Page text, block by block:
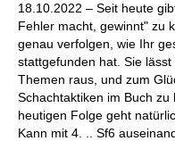
18.10.2022 – Seit heute
Fehler macht, gewinnt" zu
genau verfolgen, wie Ihr
stattgefunden hat. Sie
Themen raus, und zum
Schachtaktiken im Buch
heutigen Folge geht
Kann mit 4. .. Sf6